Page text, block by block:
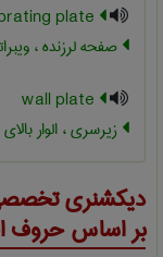
صفحه لرزنده ،
زیرسری ، الوار
دیکشنری
بر اساس حروف